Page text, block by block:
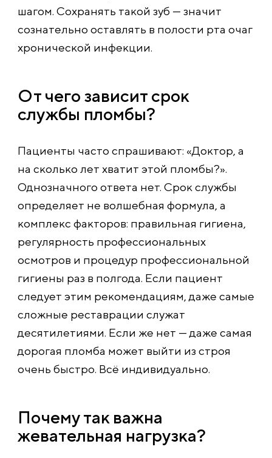
шагом. Сохранять такой зуб — значит
сознательно оставлять в полости рта очаг
хронической инфекции.
От чего зависит срок
службы пломбы?
Пациенты часто спрашивают: «Доктор, а
на сколько лет хватит этой пломбы?».
Однозначного ответа нет. Срок службы
определяет не волшебная формула, а
комплекс факторов: правильная гигиена,
регулярность профессиональных
осмотров и процедур профессиональной
гигиены раз в полгода. Если пациент
следует этим рекомендациям, даже самые
сложные реставрации служат
десятилетиями. Если же нет — даже самая
дорогая пломба может выйти из строя
очень быстро. Всё индивидуально.
Почему так важна
жевательная нагрузка?